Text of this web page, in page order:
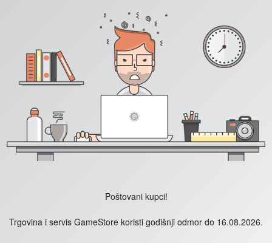
Poštovani kupci!
Trgovina i servis GameStore koristi godišnji odmor do 16.08.2026.